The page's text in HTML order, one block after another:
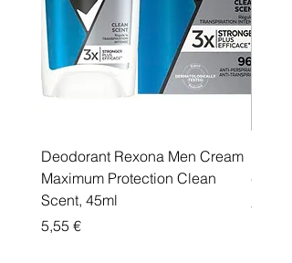
Deodorant Rexona Men Cream
Maximum Protection Clean
Scent, 45ml
Price
5,55 €
Price
5,55 €